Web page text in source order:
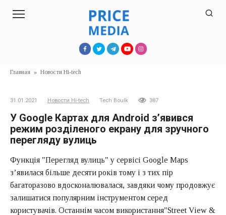
Главная » Новости Hi-tech
31.01.2021 Новости Hi-tech Tech Boulk 387
У Google Картах для Android з’явився
режим розділеного екрану для зручного
перегляду вулиць
Функція "Перегляд вулиць" у сервісі Google Maps
з’явилася більше десяти років тому і з тих пір
багаторазово вдосконалювалася, завдяки чому продовжує
залишатися популярним інструментом серед
користувачів. Останнім часом використання"Street View &